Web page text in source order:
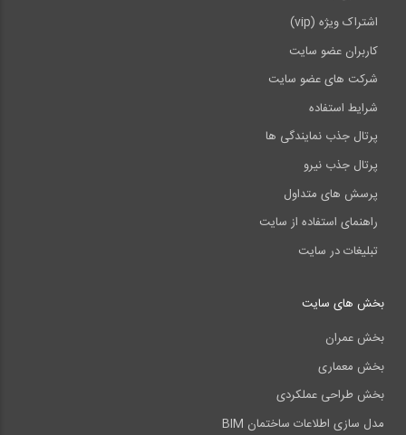
اشتراک ویژه (vip)
کاربران عضو سایت
شرکت های عضو سایت
شرایط استفاده
پرتال جذب نمایندگی ها
پرتال جذب نیرو
پرسش های متداول
راهنمای استفاده از سایت
تبلیغات در سایت
بخش های سایت
بخش عمران
بخش معماری
بخش طراحی عملکردی
مدل سازی اطلاعات ساختمان BIM